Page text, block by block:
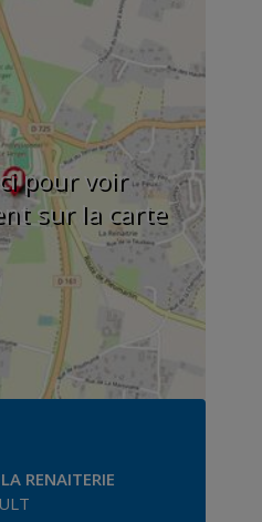
pour voir
sur la carte
RENAITERIE